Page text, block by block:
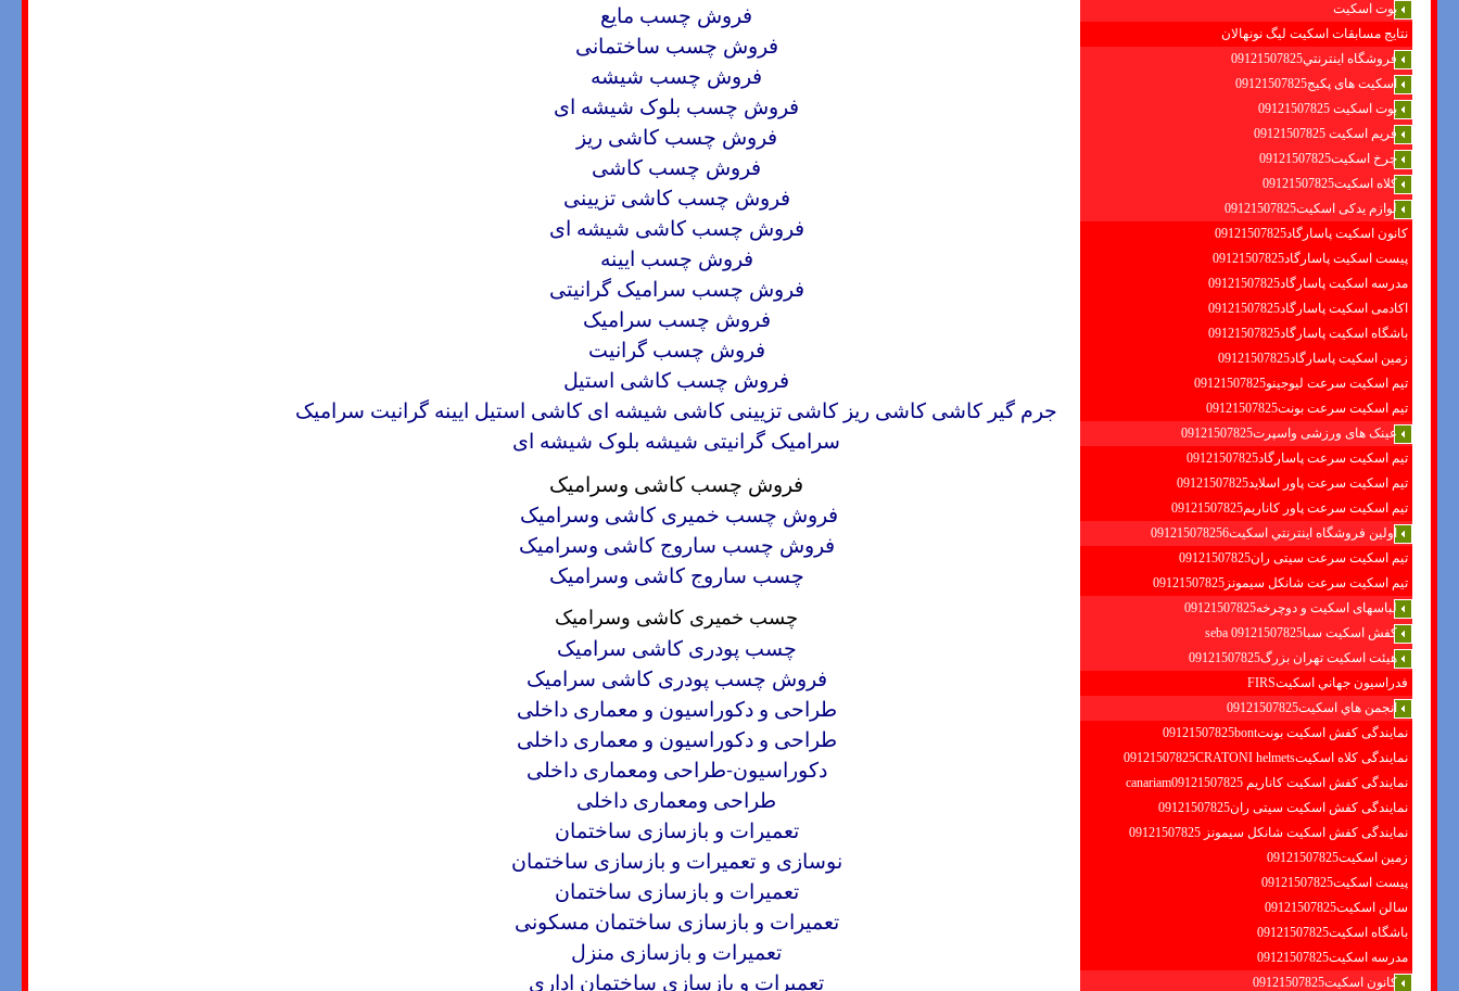
بوت اسکیت
نتایج مسابقات اسکیت لیگ نونهالان
فروشگاه اينترنتي09121507825
اسکیت های پکیج09121507825
بوت اسکیت 09121507825
فریم اسکیت 09121507825
چرخ اسکیت09121507825
کلاه اسکیت09121507825
لوازم یدکی اسکیت09121507825
کانون اسکیت پاسارگاد09121507825
پیست اسکیت پاسارگاد09121507825
مدرسه اسکیت پاسارگاد09121507825
اکادمی اسکیت پاسارگاد09121507825
باشگاه اسکیت پاسارگاد09121507825
زمین اسکیت پاسارگاد09121507825
تیم اسکیت سرعت لیوجینو09121507825
تیم اسکیت سرعت بونت09121507825
عینک های ورزشی واسپرت09121507825
تیم اسکیت سرعت پاسارگاد09121507825
تیم اسکیت سرعت پاور اسلاید09121507825
تیم اسکیت سرعت پاور کاناریم09121507825
اولين فروشگاه اينترنتي اسكيت091215078256
تیم اسکیت سرعت سیتی ران09121507825
تیم اسکیت سرعت شانکل سیمونز09121507825
لباسهای اسکیت و دوچرخه09121507825
کفش اسکیت سبا09121507825 seba
هیئت اسکیت تهران بزرگ09121507825
فدراسيون جهاني اسكيتFIRS
انجمن هاي اسكيت09121507825
نمایندگی کفش اسکیت بونت09121507825bont
نمایندگی کلاه اسکیت09121507825CRATONI helmets
نمایندگی کفش اسکیت كاناريم canariam09121507825
نمایندگی کفش اسکیت سیتی ران09121507825
نمایندگی کفش اسکیت شانكل سيمونز 09121507825
زمین اسکیت09121507825
پیست اسکیت09121507825
سالن اسکیت09121507825
باشگاه اسکیت09121507825
مدرسه اسکیت09121507825
کانون اسکیت09121507825
فروش چسب مایع
فروش چسب ساختمانی
فروش چسب شیشه
فروش چسب بلوک شیشه ای
فروش چسب کاشی ریز
فروش چسب کاشی
فروش چسب کاشی تزیینی
فروش چسب کاشی شیشه ای
فروش چسب ایینه
فروش چسب سرامیک گرانیتی
فروش چسب سرامیک
فروش چسب گرانیت
فروش چسب کاشی استیل
جرم گیر کاشی کاشی ریز کاشی تزیینی کاشی شیشه ای کاشی استیل ایینه گرانیت سرامیک
سرامیک گرانیتی شیشه بلوک شیشه ای
فروش چسب کاشی وسرامیک
فروش چسب خمیری کاشی وسرامیک
فروش چسب ساروج کاشی وسرامیک
چسب ساروج کاشی وسرامیک
چسب خمیری کاشی وسرامیک
چسب پودری کاشی سرامیک
فروش چسب پودری کاشی سرامیک
طراحی و دکوراسیون و معماری داخلی
طراحی و دکوراسیون و معماری داخلی
دکوراسیون-طراحی ومعماری داخلی
طراحی ومعماری داخلی
تعمیرات و بازسازی ساختمان
نوسازی و تعمیرات و بازسازی ساختمان
تعمیرات و بازسازی ساختمان
تعمیرات و بازسازی ساختمان مسکونی
تعمیرات و بازسازی منزل
تعمیرات و بازسازی ساختمان اداری